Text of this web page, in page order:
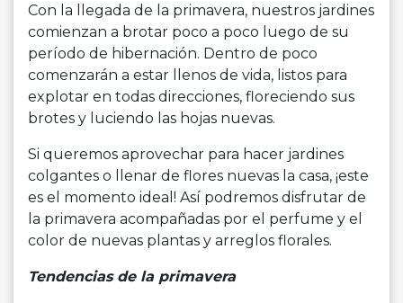
Con la llegada de la primavera, nuestros jardines
comienzan a brotar poco a poco luego de su
período de hibernación. Dentro de poco
comenzarán a estar llenos de vida, listos para
explotar en todas direcciones, floreciendo sus
brotes y luciendo las hojas nuevas.
Si queremos aprovechar para hacer jardines
colgantes o llenar de flores nuevas la casa, ¡este
es el momento ideal! Así podremos disfrutar de
la primavera acompañadas por el perfume y el
color de nuevas plantas y arreglos florales.
Tendencias de la primavera